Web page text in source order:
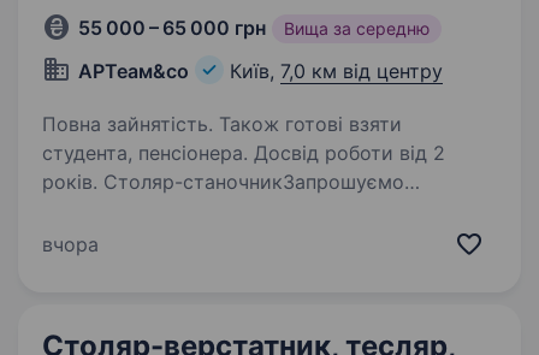
55 000 – 65 000 грн Вища за середню
АРТеам&со Київ, 7,0 км від центру
Повна зайнятість. Також готові взяти
студента, пенсіонера. Досвід роботи від 2
років. Столяр-станочникЗапрошуємо
для роботи на меблевому виробництві
вчора
Столяр-верстатник, тесляр,